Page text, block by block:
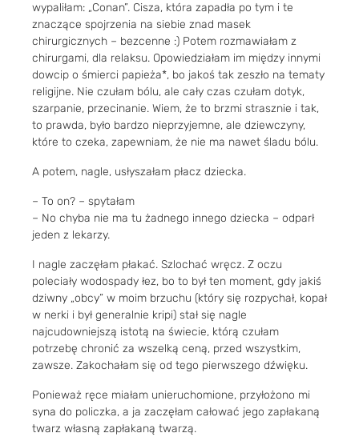
wypaliłam: „Conan”. Cisza, która zapadła po tym i te
znaczące spojrzenia na siebie znad masek
chirurgicznych – bezcenne :) Potem rozmawiałam z
chirurgami, dla relaksu. Opowiedziałam im między innymi
dowcip o śmierci papieża*, bo jakoś tak zeszło na tematy
religijne. Nie czułam bólu, ale cały czas czułam dotyk,
szarpanie, przecinanie. Wiem, że to brzmi strasznie i tak,
to prawda, było bardzo nieprzyjemne, ale dziewczyny,
które to czeka, zapewniam, że nie ma nawet śladu bólu.
A potem, nagle, usłyszałam płacz dziecka.
– To on? – spytałam
– No chyba nie ma tu żadnego innego dziecka – odparł
jeden z lekarzy.
I nagle zaczęłam płakać. Szlochać wręcz. Z oczu
poleciały wodospady łez, bo to był ten moment, gdy jakiś
dziwny „obcy” w moim brzuchu (który się rozpychał, kopał
w nerki i był generalnie kripi) stał się nagle
najcudowniejszą istotą na świecie, którą czułam
potrzebę chronić za wszelką ceną, przed wszystkim,
zawsze. Zakochałam się od tego pierwszego dźwięku.
Ponieważ ręce miałam unieruchomione, przyłożono mi
syna do policzka, a ja zaczęłam całować jego zapłakaną
twarz własną zapłakaną twarzą.